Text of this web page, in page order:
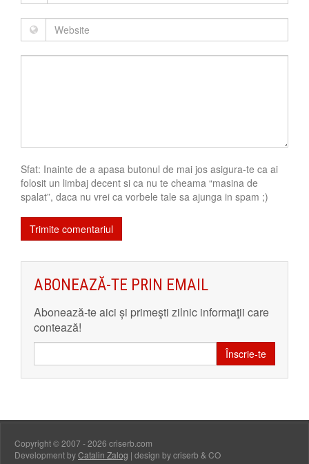
Sfat: Inainte de a apasa butonul de mai jos asigura-te ca ai
folosit un limbaj decent si ca nu te cheama “masina de
spalat”, daca nu vrei ca vorbele tale sa ajunga in spam ;)
ABONEAZĂ-TE PRIN EMAIL
Abonează-te aici și primeşti zilnic informaţii care
contează!
Înscrie-te
Copyright © 2007 - 2026 criserb.com
Development byCatalin Zalog | design by criserb & CO